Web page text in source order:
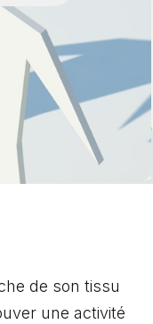
de son tissu
une activité